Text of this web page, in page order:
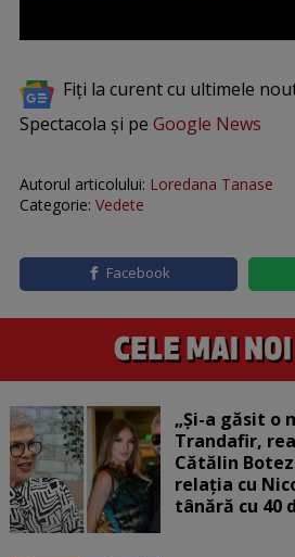
Fiți la curent cu ultimele
Spectacola și pe Google News
Autorul articolului: Loredana Tanase
Categorie: Vedete
Facebook
„Și-a găsit o
Trandafir,
Cătălin
relația cu
tânără cu 40